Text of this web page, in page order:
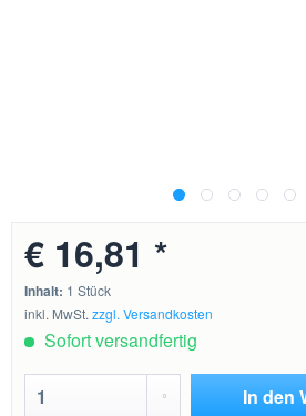
€ 16,81 *
Inhalt: 1 Stück
inkl. MwSt.zzgl. Versandkosten
Sofort versandfertig
In den